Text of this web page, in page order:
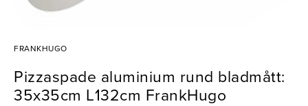
FRANKHUGO
Pizzaspade aluminium rund bladmått:
35x35cm L132cm FrankHugo